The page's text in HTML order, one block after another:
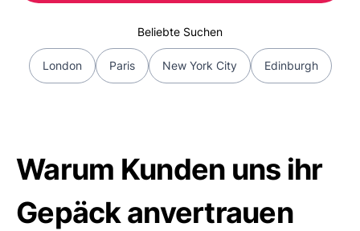
Beliebte Suchen
London Paris New York City Edinburgh
Warum Kunden uns ihr
Gepäck anvertrauen